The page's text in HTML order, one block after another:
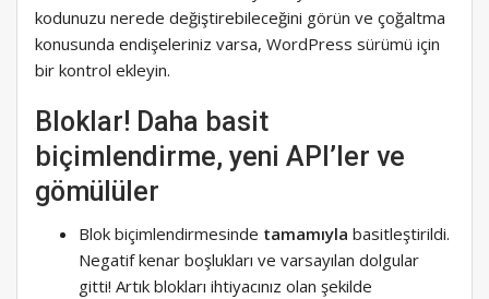
kodunuzu nerede değiştirebileceğini görün ve çoğaltma
konusunda endişeleriniz varsa, WordPress sürümü için
bir kontrol ekleyin.
Bloklar! Daha basit
biçimlendirme, yeni API’ler ve
gömülüler
Blok biçimlendirmesinde tamamıyla basitleştirildi.
Negatif kenar boşlukları ve varsayılan dolgular
gitti! Artık blokları ihtiyacınız olan şekilde